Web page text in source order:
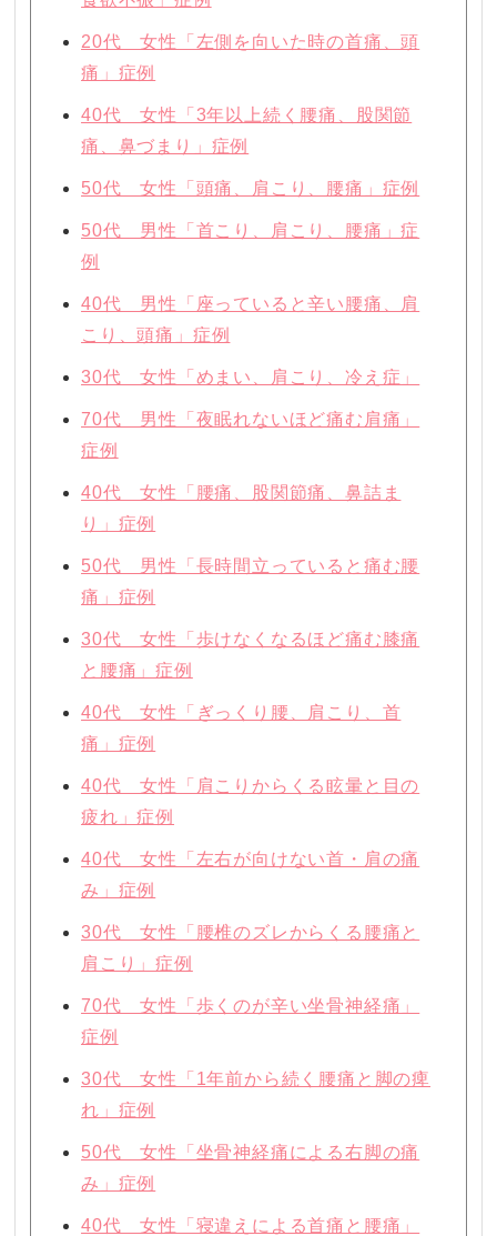
20代 女性「左側を向いた時の首痛、頭
痛」症例
40代 女性「3年以上続く腰痛、股関節
痛、鼻づまり」症例
50代 女性「頭痛、肩こり、腰痛」症例
50代 男性「首こり、肩こり、腰痛」症
例
40代 男性「座っていると辛い腰痛、肩
こり、頭痛」症例
30代 女性「めまい、肩こり、冷え症」
70代 男性「夜眠れないほど痛む肩痛」
症例
40代 女性「腰痛、股関節痛、鼻詰ま
り」症例
50代 男性「長時間立っていると痛む腰
痛」症例
30代 女性「歩けなくなるほど痛む膝痛
と腰痛」症例
40代 女性「ぎっくり腰、肩こり、首
痛」症例
40代 女性「肩こりからくる眩暈と目の
疲れ」症例
40代 女性「左右が向けない首・肩の痛
み」症例
30代 女性「腰椎のズレからくる腰痛と
肩こり」症例
70代 女性「歩くのが辛い坐骨神経痛」
症例
30代 女性「1年前から続く腰痛と脚の痺
れ」症例
50代 女性「坐骨神経痛による右脚の痛
み」症例
40代 女性「寝違えによる首痛と腰痛」